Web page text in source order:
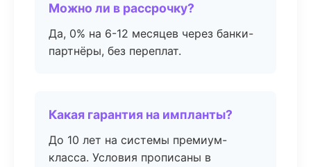
Можно ли в рассрочку?
Да, 0% на 6-12 месяцев через банки-
партнёры, без переплат.
Какая гарантия на импланты?
До 10 лет на системы премиум-
класса. Условия прописаны в